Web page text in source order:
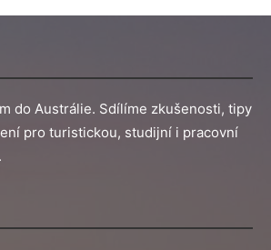
do Austrálie. Sdílíme zkušenosti, tipy
pro turistickou, studijní i pracovní